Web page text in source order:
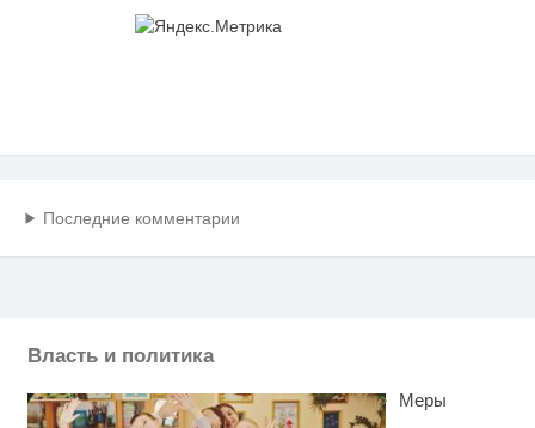
Последние комментарии
Власть и политика
Меры